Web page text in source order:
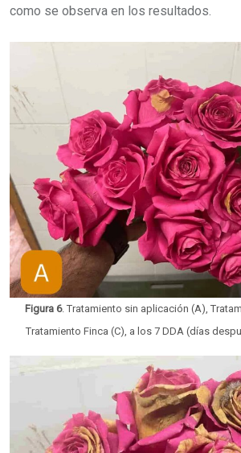
como se observa en los resultados.
Figura 6. Tratamiento sin aplicación (A),
Tratamiento Finca (C), a los 7 DDA (días